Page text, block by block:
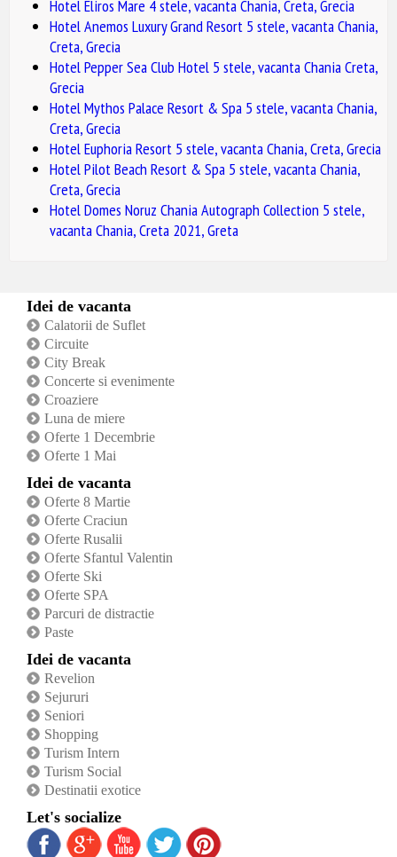
Hotel Eliros Mare 4 stele, vacanta Chania, Creta, Grecia
Hotel Anemos Luxury Grand Resort 5 stele, vacanta Chania,
Creta, Grecia
Hotel Pepper Sea Club Hotel 5 stele, vacanta Chania Creta,
Grecia
Hotel Mythos Palace Resort & Spa 5 stele, vacanta Chania,
Creta, Grecia
Hotel Euphoria Resort 5 stele, vacanta Chania, Creta, Grecia
Hotel Pilot Beach Resort & Spa 5 stele, vacanta Chania,
Creta, Grecia
Hotel Domes Noruz Chania Autograph Collection 5 stele,
vacanta Chania, Creta 2021, Greta
Idei de vacanta
Calatorii de Suflet
Circuite
City Break
Concerte si evenimente
Croaziere
Luna de miere
Oferte 1 Decembrie
Oferte 1 Mai
Idei de vacanta
Oferte 8 Martie
Oferte Craciun
Oferte Rusalii
Oferte Sfantul Valentin
Oferte Ski
Oferte SPA
Parcuri de distractie
Paste
Idei de vacanta
Revelion
Sejururi
Seniori
Shopping
Turism Intern
Turism Social
Destinatii exotice
Let's socialize